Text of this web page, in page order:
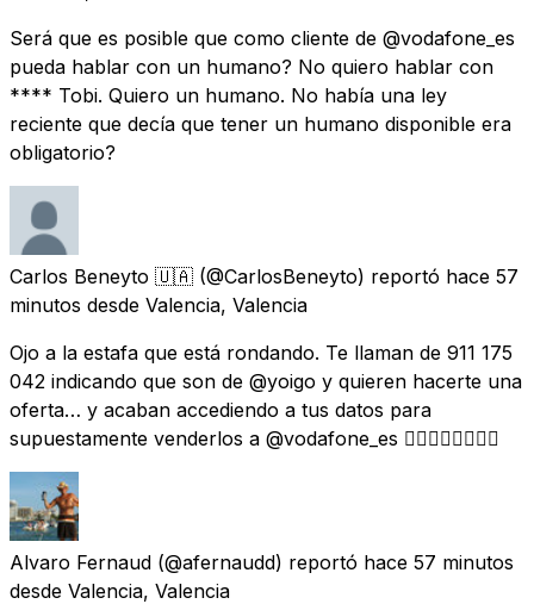
Será que es posible que como cliente de @vodafone_es
pueda hablar con un humano? No quiero hablar con
**** Tobi. Quiero un humano. No había una ley
reciente que decía que tener un humano disponible era
obligatorio?
Carlos Beneyto 🇺🇦 (@CarlosBeneyto) reportó hace 57
minutos desde Valencia, Valencia
Ojo a la estafa que está rondando. Te llaman de 911 175
042 indicando que son de @yoigo y quieren hacerte una
oferta… y acaban accediendo a tus datos para
supuestamente venderlos a @vodafone_es 👇🏼👇🏼👇🏼👇🏼
Alvaro Fernaud (@afernaudd) reportó hace 57 minutos
desde Valencia, Valencia